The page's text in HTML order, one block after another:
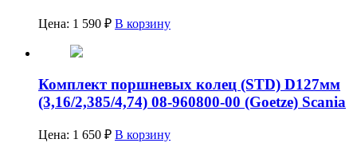
Цена: 1 590 ₽ В корзину
Комплект поршневых колец (STD) D127мм
(3,16/2,385/4,74) 08-960800-00 (Goetze) Scania
Цена: 1 650 ₽ В корзину